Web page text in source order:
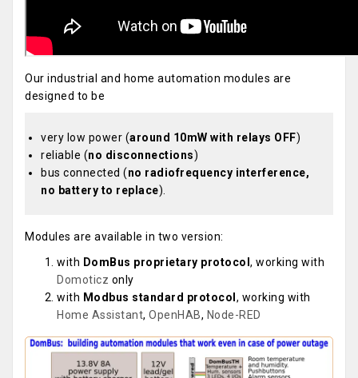
Our industrial and home automation modules are
designed to be
very low power (around 10mW with relays OFF)
reliable (no disconnections)
bus connected (no radiofrequency interference,
no battery to replace).
Modules are available in two version:
with DomBus proprietary protocol , working with
Domoticz only
with Modbus standard protocol , working with
Home Assistant, OpenHAB, Node-RED